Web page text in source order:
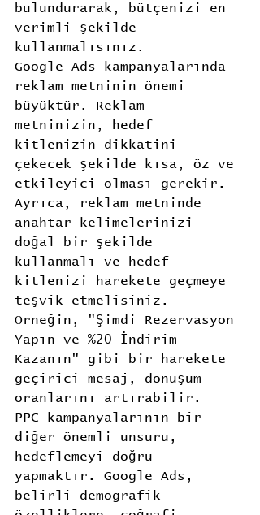
bulundurarak, bütçenizi en
verimli şekilde
kullanmalısınız.
Google Ads kampanyalarında
reklam metninin önemi
büyüktür. Reklam
metninizin, hedef
kitlenizin dikkatini
çekecek şekilde kısa, öz ve
etkileyici olması gerekir.
Ayrıca, reklam metninde
anahtar kelimelerinizi
doğal bir şekilde
kullanmalı ve hedef
kitlenizi harekete geçmeye
teşvik etmelisiniz.
Örneğin, "Şimdi Rezervasyon
Yapın ve %20 İndirim
Kazanın" gibi bir harekete
geçirici mesaj, dönüşüm
oranlarını artırabilir.
PPC kampanyalarının bir
diğer önemli unsuru,
hedeflemeyi doğru
yapmaktır. Google Ads,
belirli demografik